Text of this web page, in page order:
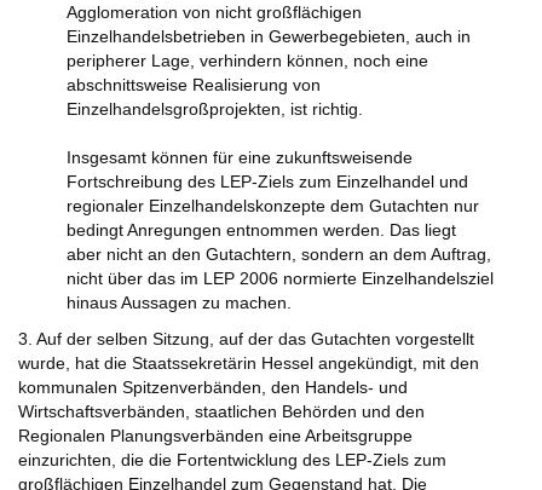
Agglomeration von nicht großflächigen
Einzelhandelsbetrieben in Gewerbegebieten, auch in
peripherer Lage, verhindern können, noch eine
abschnittsweise Realisierung von
Einzelhandelsgroßprojekten, ist richtig.
Insgesamt können für eine zukunftsweisende
Fortschreibung des LEP-Ziels zum Einzelhandel und
regionaler Einzelhandelskonzepte dem Gutachten nur
bedingt Anregungen entnommen werden. Das liegt
aber nicht an den Gutachtern, sondern an dem Auftrag,
nicht über das im LEP 2006 normierte Einzelhandelsziel
hinaus Aussagen zu machen.
3. Auf der selben Sitzung, auf der das Gutachten vorgestellt
wurde, hat die Staatssekretärin Hessel angekündigt, mit den
kommunalen Spitzenverbänden, den Handels- und
Wirtschaftsverbänden, staatlichen Behörden und den
Regionalen Planungsverbänden eine Arbeitsgruppe
einzurichten, die die Fortentwicklung des LEP-Ziels zum
großflächigen Einzelhandel zum Gegenstand hat. Die